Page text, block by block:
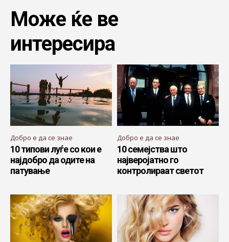
Може ќе ве
интересира
Добро е да се знае
10 типови луѓе со кои е
најдобро да одите на
патување
Добро е да се знае
10 семејства што
најверојатно го
контролираат светот